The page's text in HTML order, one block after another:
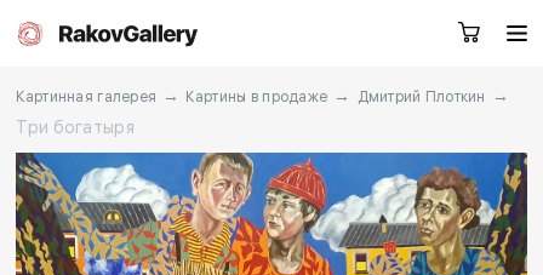
Москва
RU EN CN
Заказать звонок
Картинная галерея → Картины в продаже → Дмитрий Плоткин
→
Три богатыря